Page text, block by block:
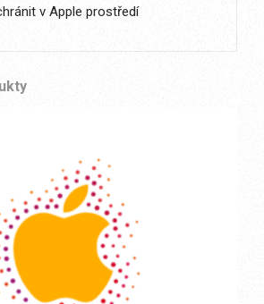
v Apple prostředí